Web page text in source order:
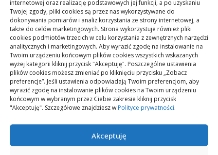
internetowej oraz realizację podstawowych jej funkcji, a po uzyskaniu
Twojej zgody, pliki cookies są przez nas wykorzystywane do
dokonywania pomiarów i analiz korzystania ze strony internetowej, a
także do celów marketingowych. Strona wykorzystuje również pliki
cookies podmiotów trzecich w celu korzystania z zewnętrznych narzędzi
analitycznych i marketingowych. Aby wyrazić zgodę na instalowanie na
Twoim urządzeniu końcowym plików cookies wszystkich wskazanych
wyżej kategorii kliknij przycisk "Akceptuję". Poszczególne ustawienia
plików cookies możesz zmieniać po kliknięciu przycisku „Zobacz
preferencje”. Jeśli ustawienia odpowiadają Twoim preferencjom, aby
wyrazić zgodę na instalowanie plików cookies na Twoim urządzeniu
końcowym w wybranym przez Ciebie zakresie kliknij przycisk
"Akceptuję". Szczegółowe znajdziesz w Polityce prywatności.
Akceptuję
Technologia
Zdrowe odżywianie
Zdrowie i fitness
Zmiany klimatyczne